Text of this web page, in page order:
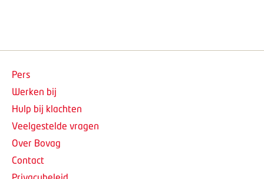
Pers
Werken bij
Hulp bij klachten
Veelgestelde vragen
Over Bovag
Contact